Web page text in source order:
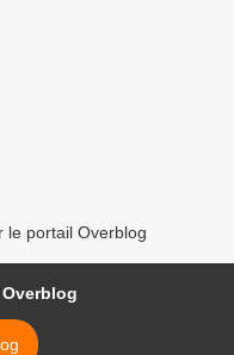
le portail Overblog